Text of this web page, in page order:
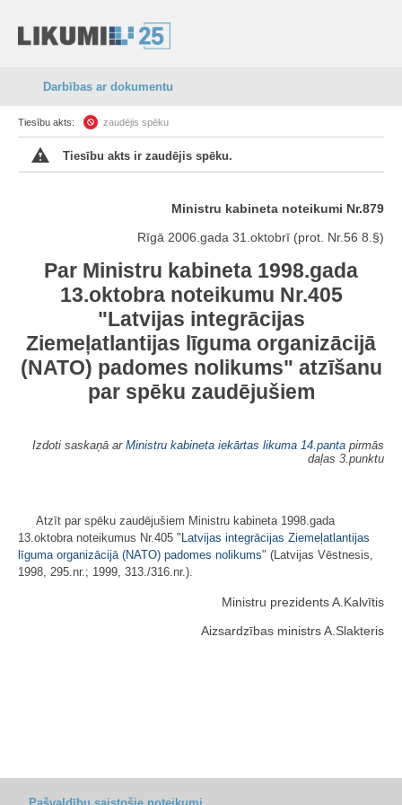
Darbības ar dokumentu
Tiesību akts: zaudējis spēku
Tiesību akts ir zaudējis spēku.
Ministru kabineta noteikumi Nr.879
Rīgā 2006.gada 31.oktobrī (prot. Nr.56 8.§)
Par Ministru kabineta 1998.gada
13.oktobra noteikumu Nr.405
"Latvijas integrācijas
Ziemeļatlantijas līguma organizācijā
(NATO) padomes nolikums" atzīšanu
par spēku zaudējušiem
Izdoti saskaņā ar Ministru kabineta iekārtas likuma 14.panta pirmās
daļas 3.punktu
Atzīt par spēku zaudējušiem Ministru kabineta 1998.gada
13.oktobra noteikumus Nr.405 "Latvijas integrācijas Ziemeļatlantijas
līguma organizācijā (NATO) padomes nolikums" (Latvijas Vēstnesis,
1998, 295.nr.; 1999, 313./316.nr.).
Ministru prezidents A.Kalvītis
Aizsardzības ministrs A.Slakteris